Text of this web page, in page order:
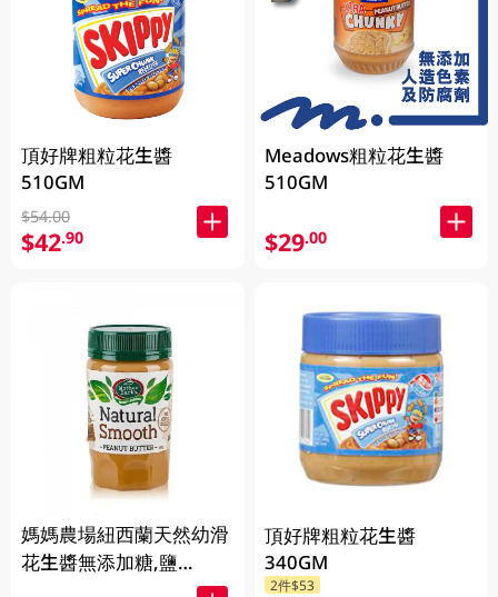
頂好牌粗粒花生醬
510GM
$54.00
$42.90
媽媽農場紐西蘭天然幼滑
花生醬無添加糖,鹽
Meadows粗粒花生醬
510GM
$29.00
頂好牌粗粒花生醬
340GM
2件$53